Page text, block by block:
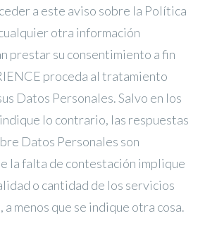
a este aviso sobre la Política
otra información
prestar su consentimiento a fin
proceda al tratamiento
Datos Personales. Salvo en los
lo contrario, las respuestas
Datos Personales son
la falta de contestación implique
o cantidad de los servicios
menos que se indique otra cosa.